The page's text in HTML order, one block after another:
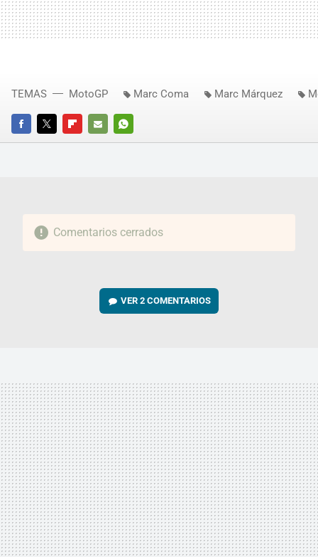
FACEBOOKTWITTERFLIPBOARD
E-
WHATSAPP
TEMAS MotoGP Marc Coma Marc Márquez
Comentarios cerrados
VER2 COMENTARIOS